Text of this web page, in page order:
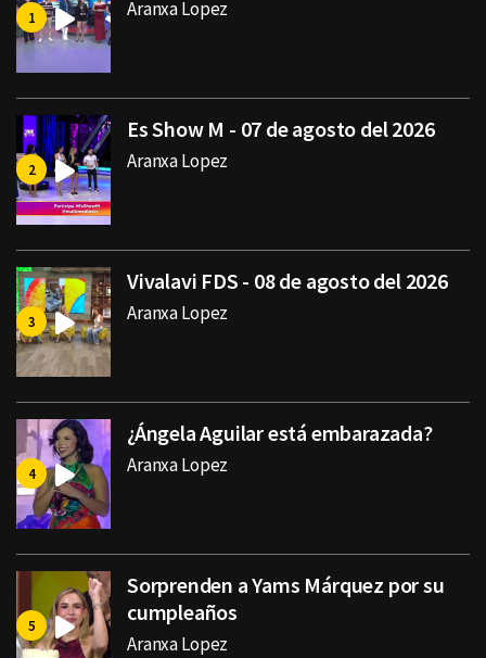
Aranxa Lopez
Es Show M - 07 de agosto del 2026
Aranxa Lopez
Vivalavi FDS - 08 de agosto del 2026
Aranxa Lopez
¿Ángela Aguilar está embarazada?
Aranxa Lopez
Sorprenden a Yams Márquez por su
cumpleaños
Aranxa Lopez